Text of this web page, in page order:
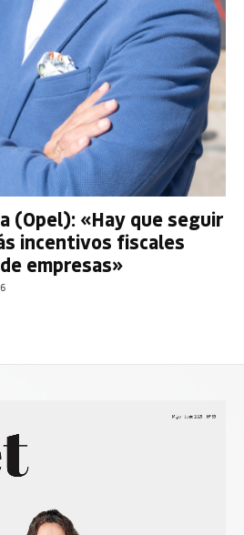
(Opel): «Hay que seguir
incentivos fiscales
empresas»